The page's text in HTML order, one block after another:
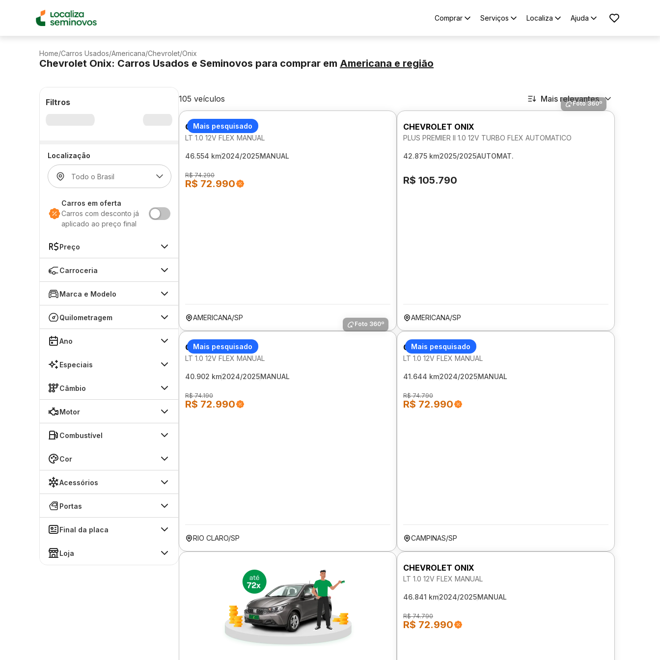
Comprar Serviços Localiza Ajuda
Home/Carros Usados/Americana/Chevrolet/Onix
Chevrolet Onix: Carros Usados e Seminovos para comprar em Americana e região
Filtros
Localização
Carros em oferta
Carros com desconto já
aplicado ao preço final
Preço
Carroceria
Marca e Modelo
Quilometragem
Ano
Especiais
Câmbio
Motor
Combustível
Cor
Acessórios
Portas
Final da placa
Loja
105 veículos Mais relevantes
Mais pesquisado
CHEVROLET ONIX
LT 1.0 12V FLEX MANUAL
46.554 km2024/2025MANUAL
R$ 74.290
R$ 72.990
AMERICANA/SP
Foto 360º
CHEVROLET ONIX
PLUS PREMIER II 1.0 12V TURBO FLEX AUTOMATICO
42.875 km2025/2025AUTOMAT.
R$ 105.790
AMERICANA/SP
Mais pesquisado
Foto 360º
CHEVROLET ONIX
LT 1.0 12V FLEX MANUAL
40.902 km2024/2025MANUAL
R$ 74.190
R$ 72.990
RIO CLARO/SP
Mais pesquisado
CHEVROLET ONIX
LT 1.0 12V FLEX MANUAL
41.644 km2024/2025MANUAL
R$ 74.790
R$ 72.990
CAMPINAS/SP
CHEVROLET ONIX
LT 1.0 12V FLEX MANUAL
46.841 km2024/2025MANUAL
R$ 74.790
R$ 72.990